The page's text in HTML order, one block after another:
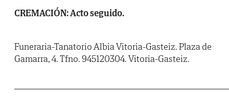
CREMACIÓN: Acto seguido.
Funeraria-Tanatorio Albia Vitoria-Gasteiz. Plaza de
Gamarra, 4. Tfno. 945120304. Vitoria-Gasteiz.